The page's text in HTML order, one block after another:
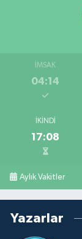
İMSAK
04:14
İKINDI
17:08
Aylık Vakitler
Yazarlar